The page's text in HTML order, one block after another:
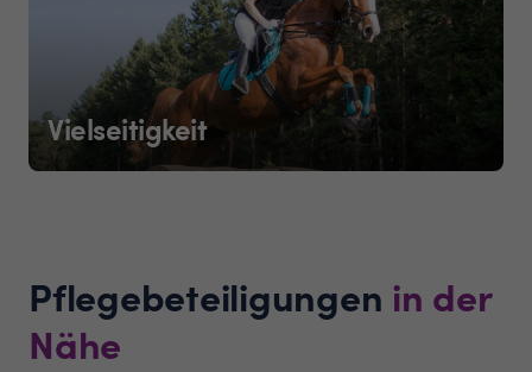
Vielseitigkeit
Pflegebeteiligungen in der
Nähe